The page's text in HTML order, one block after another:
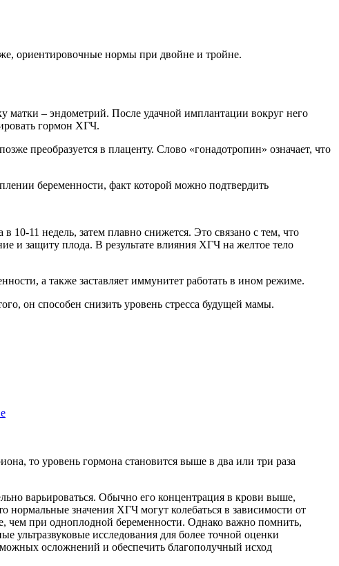
ориентировочные нормы при двойне и тройне.
матки – эндометрий. После удачной имплантации вокруг него
гормон ХГЧ.
преобразуется в плаценту. Слово «гонадотропин» означает, что
беременности, факт которой можно подтвердить
10-11 недель, затем плавно снижется. Это связано с тем, что
и защиту плода. В результате влияния ХГЧ на желтое тело
а также заставляет иммунитет работать в ином режиме.
он способен снизить уровень стресса будущей мамы.
то уровень гормона становится выше в два или три раза
варьироваться. Обычно его концентрация в крови выше,
нормальные значения ХГЧ могут колебаться в зависимости от
чем при одноплодной беременности. Однако важно помнить,
ультразвуковые исследования для более точной оценки
осложнений и обеспечить благополучный исход